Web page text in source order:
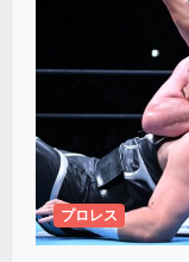
プロレス